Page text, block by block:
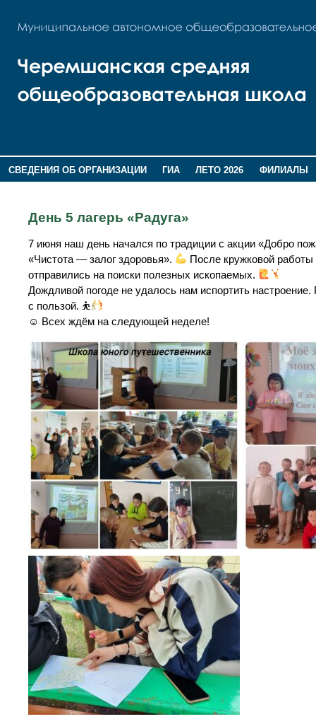
СВЕДЕНИЯ ОБ ОРГАНИЗАЦИИ ГИА ЛЕТО 2026
ФИЛИАЛЫ
День 5 лагерь «Радуга»
7 июня наш день начался по традиции с акции «Добро
«Чистота — залог здоровья».
После кружковой работы
отправились на поиски полезных ископаемых.
Дождливой погоде не удалось нам испортить
с пользой. ⛹
☺ Всех ждём на следующей неделе!